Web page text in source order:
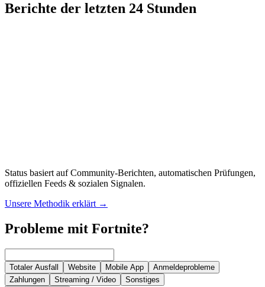
Berichte der letzten 24 Stunden
Status basiert auf Community-Berichten, automatischen Prüfungen,
offiziellen Feeds & sozialen Signalen.
Unsere Methodik erklärt →
Probleme mit Fortnite?
Totaler Ausfall Website Mobile App
Anmeldeprobleme
Zahlungen
Streaming / Video
Sonstiges